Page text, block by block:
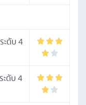
ะดับ 4
ะดับ 4